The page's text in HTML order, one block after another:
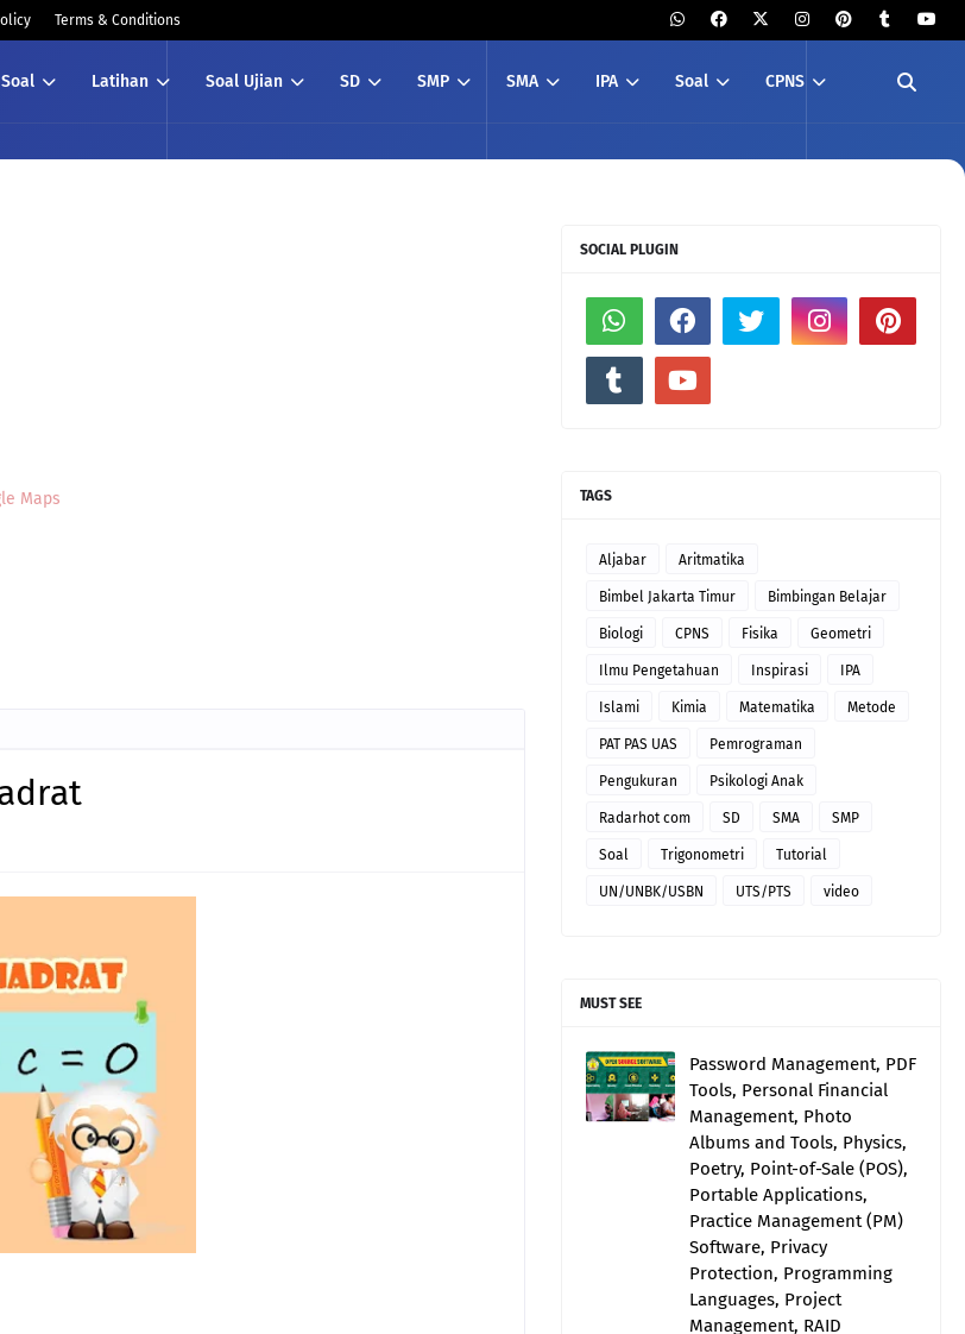
Terms & Conditions
Soal Latihan Soal Ujian SD SMP SMA IPA Soal CPNS
Maps
SOCIAL PLUGIN
TAGS
Aljabar Aritmatika
Bimbel Jakarta Timur Bimbingan Belajar
Biologi CPNS Fisika Geometri
Ilmu Pengetahuan Inspirasi IPA
Islami Kimia Matematika Metode
PAT PAS UAS Pemrograman
Pengukuran Psikologi Anak
Radarhot com SD SMA SMP
Soal Trigonometri Tutorial
UN/UNBK/USBN UTS/PTS video
MUST SEE
Password Management, PDF
Tools, Personal Financial
Management, Photo
Albums and Tools, Physics,
Poetry, Point-of-Sale (POS),
Portable Applications,
Practice Management (PM)
Software, Privacy
Protection, Programming
Languages, Project
Management, RAID